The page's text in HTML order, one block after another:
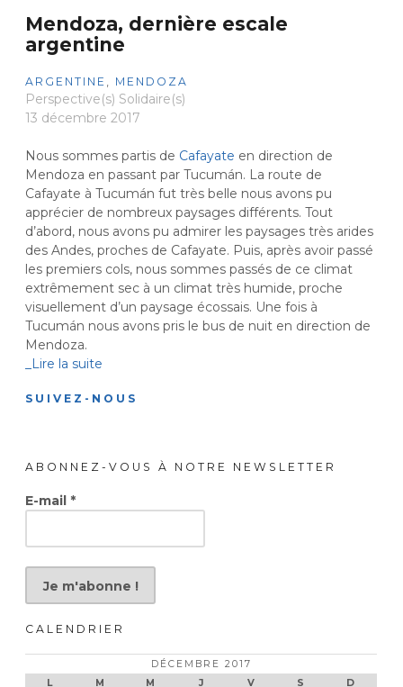
Mendoza, dernière escale
argentine
ARGENTINE MENDOZA
Perspective(s) Solidaire(s)
13 décembre 2017
Nous sommes partis de Cafayate en direction de
Mendoza en passant par Tucumán. La route de
Cafayate à Tucumán fut très belle nous avons pu
apprécier de nombreux paysages différents. Tout
d’abord, nous avons pu admirer les paysages très arides
des Andes, proches de Cafayate. Puis, après avoir passé
les premiers cols, nous sommes passés de ce climat
extrêmement sec à un climat très humide, proche
visuellement d’un paysage écossais. Une fois à
Tucumán nous avons pris le bus de nuit en direction de
Mendoza.
_Lire la suite
SUIVEZ-NOUS
ABONNEZ-VOUS À NOTRE NEWSLETTER
E-mail *
CALENDRIER
DÉCEMBRE 2017
L
M M J V S D